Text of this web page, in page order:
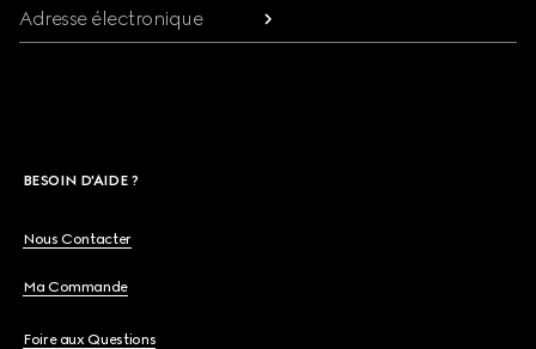
Adresse électronique
BESOIN D'AIDE ?
Nous Contacter
Ma Commande
Foire aux Questions